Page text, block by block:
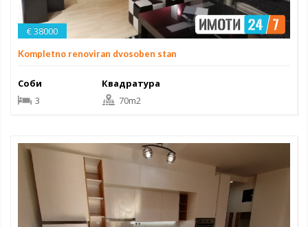
€ 38000
Kompletno renoviran dvosoben stan
Соби
3
Квадратура
70m2